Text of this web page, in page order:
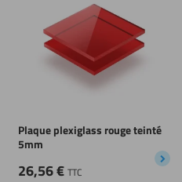
Plaque plexiglass rouge teinté
5mm
26,56€ TTC